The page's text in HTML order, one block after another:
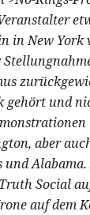
in New York
gehört und
aber
Social
auf dem